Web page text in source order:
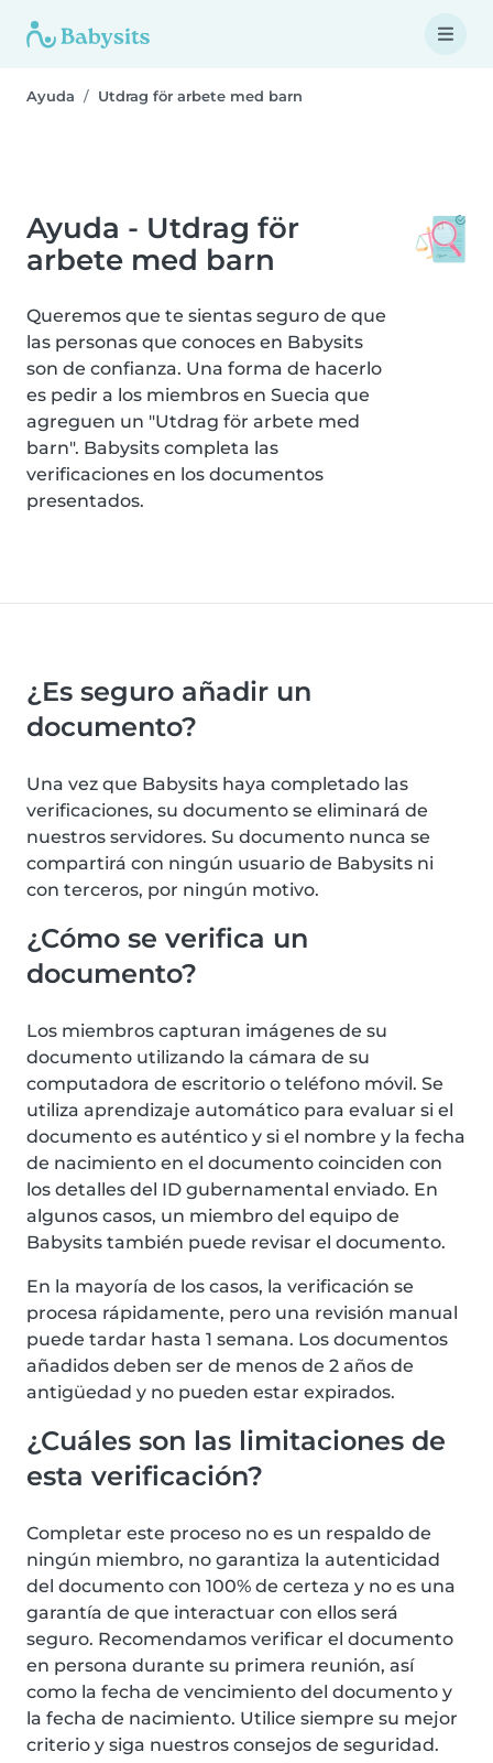
Ayuda Utdrag för arbete med barn
Ayuda - Utdrag för
arbete med barn
Queremos que te sientas seguro de que
las personas que conoces en Babysits
son de confianza. Una forma de hacerlo
es pedir a los miembros en Suecia que
agreguen un "Utdrag för arbete med
barn". Babysits completa las
verificaciones en los documentos
presentados.
¿Es seguro añadir un
documento?
Una vez que Babysits haya completado las
verificaciones, su documento se eliminará de
nuestros servidores. Su documento nunca se
compartirá con ningún usuario de Babysits ni
con terceros, por ningún motivo.
¿Cómo se verifica un
documento?
Los miembros capturan imágenes de su
documento utilizando la cámara de su
computadora de escritorio o teléfono móvil. Se
utiliza aprendizaje automático para evaluar si el
documento es auténtico y si el nombre y la fecha
de nacimiento en el documento coinciden con
los detalles del ID gubernamental enviado. En
algunos casos, un miembro del equipo de
Babysits también puede revisar el documento.
En la mayoría de los casos, la verificación se
procesa rápidamente, pero una revisión manual
puede tardar hasta 1 semana. Los documentos
añadidos deben ser de menos de 2 años de
antigüedad y no pueden estar expirados.
¿Cuáles son las limitaciones de
esta verificación?
Completar este proceso no es un respaldo de
ningún miembro, no garantiza la autenticidad
del documento con 100% de certeza y no es una
garantía de que interactuar con ellos será
seguro. Recomendamos verificar el documento
en persona durante su primera reunión, así
como la fecha de vencimiento del documento y
la fecha de nacimiento. Utilice siempre su mejor
criterio y siga nuestros consejos de seguridad.